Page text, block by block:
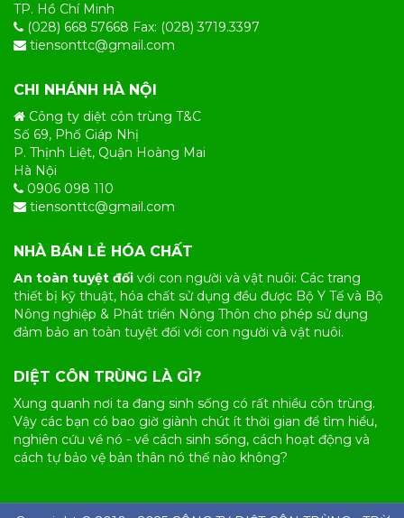
TP. Hồ Chí Minh
(028) 668 57668 Fax: (028) 3719.3397
tiensonttc@gmail.com
CHI NHÁNH HÀ NỘI
Công ty diệt côn trùng T&C
Số 69, Phố Giáp Nhị
P. Thịnh Liệt, Quận Hoàng Mai
Hà Nội
0906 098 110
tiensonttc@gmail.com
NHÀ BÁN LẺ HÓA CHẤT
An toàn tuyệt đối với con người và vật nuôi: Các trang
thiết bị kỹ thuật, hóa chất sử dụng đều được Bộ Y Tế và Bộ
Nông nghiệp & Phát triển Nông Thôn cho phép sử dụng
đảm bảo an toàn tuyệt đối với con người và vật nuôi.
DIỆT CÔN TRÙNG LÀ GÌ?
Xung quanh nơi ta đang sinh sống có rất nhiều côn trùng.
Vậy các bạn có bao giờ giành chút ít thời gian để tìm hiểu,
nghiên cứu về nó - về cách sinh sống, cách hoạt động và
cách tự bảo vệ bản thân nó thế nào không?